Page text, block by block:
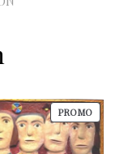
PROMO
EN